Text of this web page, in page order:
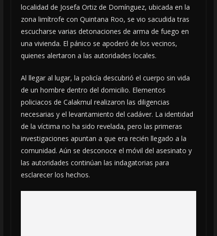
localidad de Josefa Ortiz de Domínguez, ubicada en la
zona limítrofe con Quintana Roo, se vio sacudida tras
escucharse varias detonaciones de arma de fuego en
una vivienda. El pánico se apoderó de los vecinos,
quienes alertaron a las autoridades locales.
Al llegar al lugar, la policía descubrió el cuerpo sin vida
de un hombre dentro del domicilio. Elementos
policiacos de Calakmul realizaron las diligencias
necesarias y el levantamiento del cadáver. La identidad
de la víctima no ha sido revelada, pero las primeras
investigaciones apuntan a que era recién llegado a la
comunidad. Aún se desconoce el móvil del asesinato y
las autoridades continúan las indagatorias para
esclarecer los hechos.